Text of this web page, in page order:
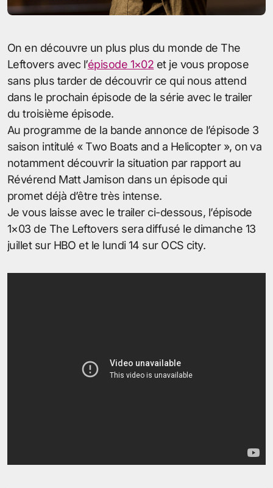
On en découvre un plus plus du monde de The
Leftovers avec l’épisode 1×02 et je vous propose
sans plus tarder de découvrir ce qui nous attend
dans le prochain épisode de la série avec le trailer
du troisième épisode.
Au programme de la bande annonce de l’épisode 3
saison intitulé « Two Boats and a Helicopter », on va
notamment découvrir la situation par rapport au
Révérend Matt Jamison dans un épisode qui
promet déjà d’être très intense.
Je vous laisse avec le trailer ci-dessous, l’épisode
1×03 de The Leftovers sera diffusé le dimanche 13
juillet sur HBO et le lundi 14 sur OCS city.